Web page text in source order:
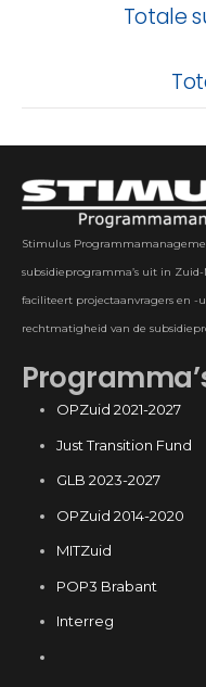
Totale
Stimulus
subsidieprogramma’s uit in
faciliteert projectaanvragers en -
rechtmatigheid van de
OPZuid 2021-2027
Just Transition Fund
GLB 2023-2027
OPZuid 2014-2020
MITZuid
POP3 Brabant
Interreg